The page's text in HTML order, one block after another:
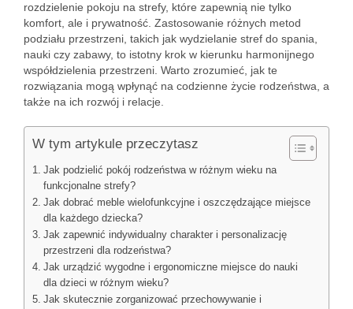
rozdzielenie pokoju na strefy, które zapewnią nie tylko
komfort, ale i prywatność. Zastosowanie różnych metod
podziału przestrzeni, takich jak wydzielanie stref do spania,
nauki czy zabawy, to istotny krok w kierunku harmonijnego
współdzielenia przestrzeni. Warto zrozumieć, jak te
rozwiązania mogą wpłynąć na codzienne życie rodzeństwa, a
także na ich rozwój i relacje.
W tym artykule przeczytasz
Jak podzielić pokój rodzeństwa w różnym wieku na
funkcjonalne strefy?
Jak dobrać meble wielofunkcyjne i oszczędzające miejsce
dla każdego dziecka?
Jak zapewnić indywidualny charakter i personalizację
przestrzeni dla rodzeństwa?
Jak urządzić wygodne i ergonomiczne miejsce do nauki
dla dzieci w różnym wieku?
Jak skutecznie zorganizować przechowywanie i